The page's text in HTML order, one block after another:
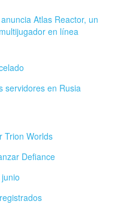
Atlas Reactor, un
en línea
servidores en Rusia
Trion Worlds
Defiance